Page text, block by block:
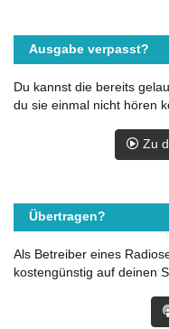
Ausgabe verpasst?
Du kannst die bereits
du sie einmal nicht hören
Zu
Übertragen?
Als Betreiber eines
kostengünstig auf deinen